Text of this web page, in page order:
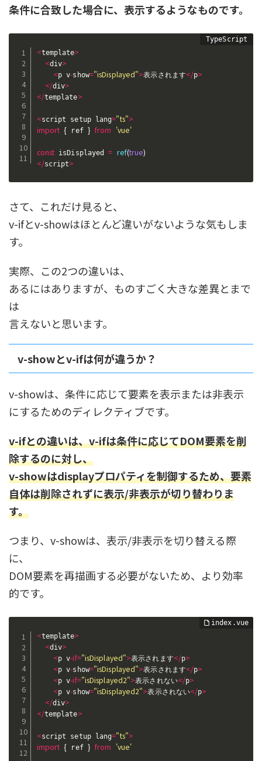
条件に合致した場合に、表示するようなものです。
<template>
<div>
<p v-show="isDisplayed">表示されます</p>
</div>
</template>
<script setup lang="ts">
import { ref } from 'vue'
const isDisplayed = ref(true)
</script>
さて、これだけ見ると、
v-ifとv-showはほとんど違いがないような気もしま
す。
実際、この2つの違いは、
あるにはありますが、ものすごく大きな差異とまで
は
言えないと思います。
v-showとv-ifは何が違うか？
v-showは、条件に応じて要素を表示または非表示
にするためのディレクティブです。
v-ifとの違いは、v-ifは条件に応じてDOM要素を削
除するのに対し、
v-showはdisplayプロパティを制御するため、要素
自体は削除されずに表示/非表示が切り替わりま
す。
つまり、v-showは、表示/非表示を切り替える際
に、
DOM要素を再描画する必要がないため、より効率
的です。
<template>
<div>
<p v-if="isDisplayed">表示されます</p>
<p v-show="isDisplayed">表示されます</p>
<p v-if="isDisplayed2">表示されない</p>
<p v-show="isDisplayed2">表示されない</p>
</div>
</template>
<script setup lang="ts">
import { ref } from 'vue'